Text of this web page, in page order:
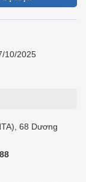
10/2025
68 Dương